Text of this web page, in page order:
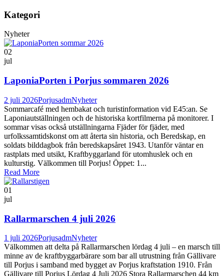
Kategori
Nyheter
02
jul
LaponiaPorten i Porjus sommaren 2026
2 juli 2026PorjusadmNyheter
Sommarcafé med hembakat och turistinformation vid E45:an. Se
Laponiautställningen och de historiska kortfilmerna på monitorer. I
sommar visas också utställningarna Fjäder för fjäder, med
urfolkssamtidskonst om att återta sin historia, och Beredskap, en
soldats bilddagbok från beredskapsåret 1943. Utanför väntar en
rastplats med utsikt, Kraftbyggarland för utomhuslek och en
kulturstig. Välkommen till Porjus! Öppet: 1...
Read More
01
jul
Rallarmarschen 4 juli 2026
1 juli 2026PorjusadmNyheter
Välkommen att delta på Rallarmarschen lördag 4 juli – en marsch till
minne av de kraftbyggarbärare som bar all utrustning från Gällivare
till Porjus i samband med bygget av Porjus kraftstation 1910. Från
Gällivare till Porjus Lördag 4 Juli 2026 Stora Rallarmarschen 44 km